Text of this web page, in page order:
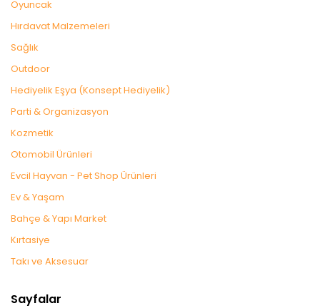
Oyuncak
Hırdavat Malzemeleri
Sağlık
Outdoor
Hediyelik Eşya (Konsept Hediyelik)
Parti & Organizasyon
Kozmetik
Otomobil Ürünleri
Evcil Hayvan - Pet Shop Ürünleri
Ev & Yaşam
Bahçe & Yapı Market
Kırtasiye
Takı ve Aksesuar
Sayfalar